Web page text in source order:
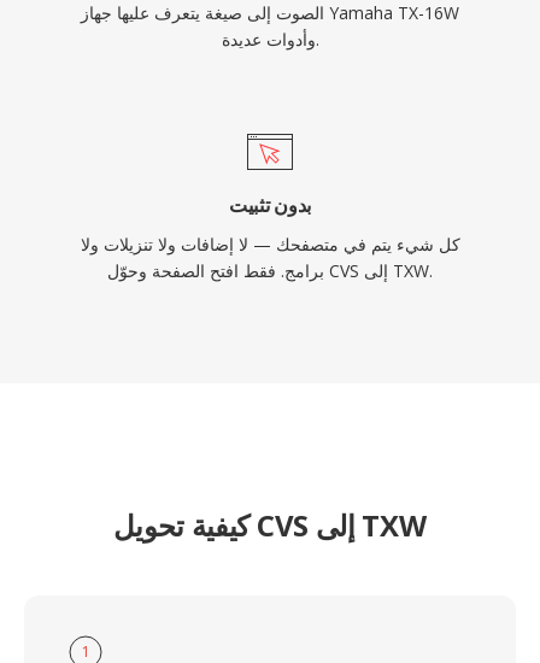
الصوت إلى صيغة يتعرف عليها جهاز Yamaha TX-16W
وأدوات عديدة.
بدون تثبيت
كل شيء يتم في متصفحك — لا إضافات ولا تنزيلات ولا
برامج. فقط افتح الصفحة وحوّل CVS إلى TXW.
كيفية تحويل CVS إلى TXW
1